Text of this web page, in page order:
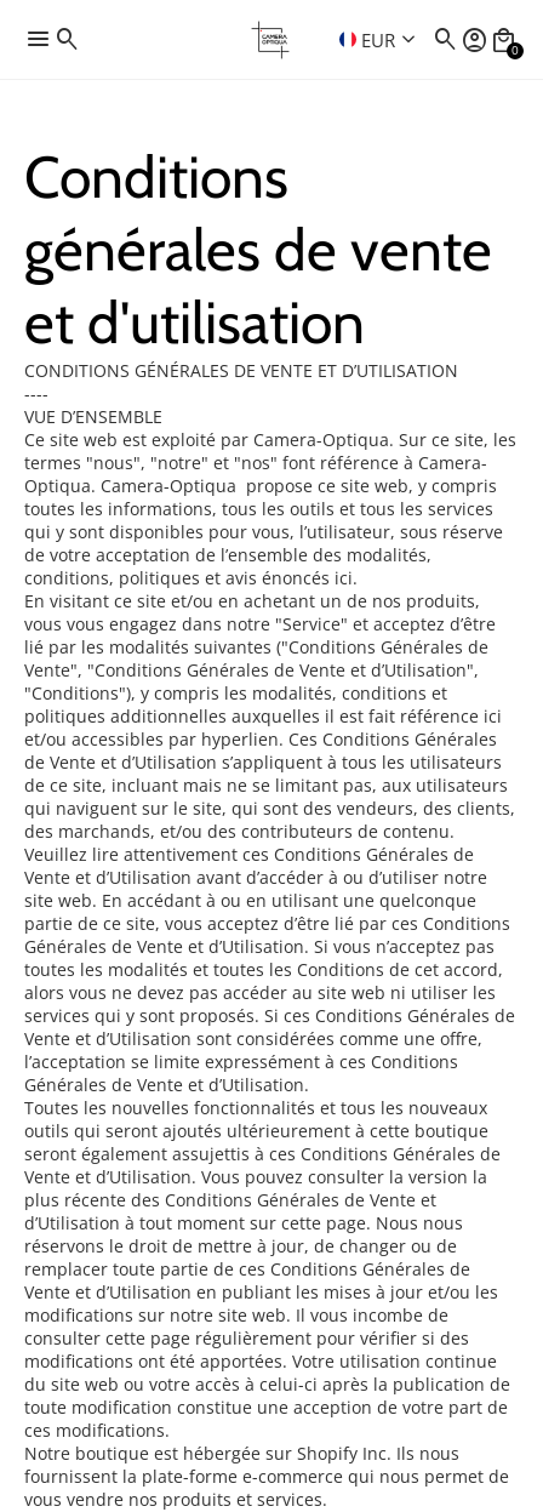
menu search EUR keyboard_arrow_down search account_circle local_mall
0
Conditions
générales de vente
et d'utilisation
CONDITIONS GÉNÉRALES DE VENTE ET D’UTILISATION
----
VUE D’ENSEMBLE
Ce site web est exploité par Camera-Optiqua. Sur ce site, les
termes "nous", "notre" et "nos" font référence à Camera-
Optiqua. Camera-Optiqua propose ce site web, y compris
toutes les informations, tous les outils et tous les services
qui y sont disponibles pour vous, l’utilisateur, sous réserve
de votre acceptation de l’ensemble des modalités,
conditions, politiques et avis énoncés ici.
En visitant ce site et/ou en achetant un de nos produits,
vous vous engagez dans notre "Service" et acceptez d’être
lié par les modalités suivantes ("Conditions Générales de
Vente", "Conditions Générales de Vente et d’Utilisation",
"Conditions"), y compris les modalités, conditions et
politiques additionnelles auxquelles il est fait référence ici
et/ou accessibles par hyperlien. Ces Conditions Générales
de Vente et d’Utilisation s’appliquent à tous les utilisateurs
de ce site, incluant mais ne se limitant pas, aux utilisateurs
qui naviguent sur le site, qui sont des vendeurs, des clients,
des marchands, et/ou des contributeurs de contenu.
Veuillez lire attentivement ces Conditions Générales de
Vente et d’Utilisation avant d’accéder à ou d’utiliser notre
site web. En accédant à ou en utilisant une quelconque
partie de ce site, vous acceptez d’être lié par ces Conditions
Générales de Vente et d’Utilisation. Si vous n’acceptez pas
toutes les modalités et toutes les Conditions de cet accord,
alors vous ne devez pas accéder au site web ni utiliser les
services qui y sont proposés. Si ces Conditions Générales de
Vente et d’Utilisation sont considérées comme une offre,
l’acceptation se limite expressément à ces Conditions
Générales de Vente et d’Utilisation.
Toutes les nouvelles fonctionnalités et tous les nouveaux
outils qui seront ajoutés ultérieurement à cette boutique
seront également assujettis à ces Conditions Générales de
Vente et d’Utilisation. Vous pouvez consulter la version la
plus récente des Conditions Générales de Vente et
d’Utilisation à tout moment sur cette page. Nous nous
réservons le droit de mettre à jour, de changer ou de
remplacer toute partie de ces Conditions Générales de
Vente et d’Utilisation en publiant les mises à jour et/ou les
modifications sur notre site web. Il vous incombe de
consulter cette page régulièrement pour vérifier si des
modifications ont été apportées. Votre utilisation continue
du site web ou votre accès à celui-ci après la publication de
toute modification constitue une acception de votre part de
ces modifications.
Notre boutique est hébergée sur Shopify Inc. Ils nous
fournissent la plate-forme e-commerce qui nous permet de
vous vendre nos produits et services.